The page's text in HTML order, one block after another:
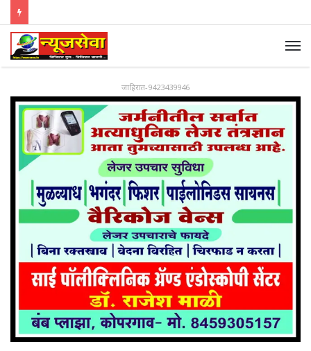
जाहिरात-9423439946